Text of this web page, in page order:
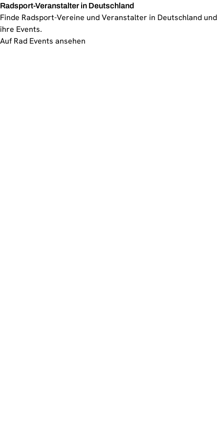
Radsport-Veranstalter in Deutschland
Finde Radsport-Vereine und Veranstalter in Deutschland und
ihre Events.
Auf Rad Events ansehen